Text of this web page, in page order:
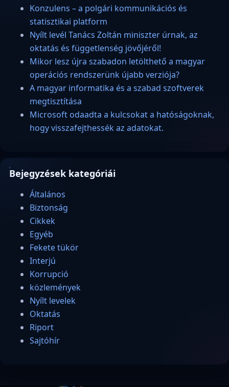
Konzulens – a polgári kommunikációs és
statisztikai platform
Nyílt levél Tanács Zoltán miniszter úrnak, az
oktatás és függetlenség jövőjéről!
Mikor lesz újra szabadon letölthető a magyar
operációs rendszerünk újabb verziója?
A magyar informatika és a szabad szoftverek
megtisztítása
Microsoft odaadta a kulcsokat a hatóságoknak,
hogy visszafejthessék az adatokat.
Bejegyzések kategóriái
Általános
Biztonság
Cikkek
Egyéb
Fekete tükör
Interjú
Korrupció
közlemények
Nyílt levelek
Oktatás
Riport
Sajtóhír